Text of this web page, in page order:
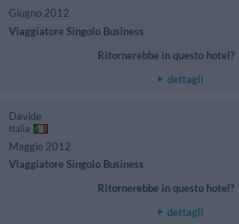
Giugno 2012
Viaggiatore Singolo Business
Ritornerebbe in questo hotel?
dettagli
Davide
Italia
Maggio 2012
Viaggiatore Singolo Business
Ritornerebbe in questo hotel?
dettagli